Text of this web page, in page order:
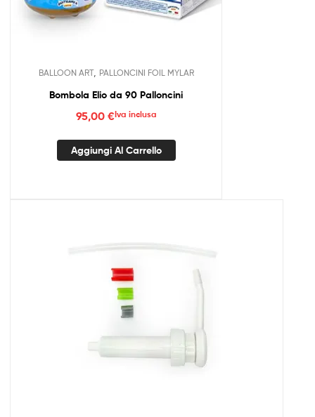
BALLOON ART, PALLONCINI FOIL MYLAR
Bombola Elio da 90 Palloncini
95,00 €Iva inclusa
Aggiungi Al Carrello